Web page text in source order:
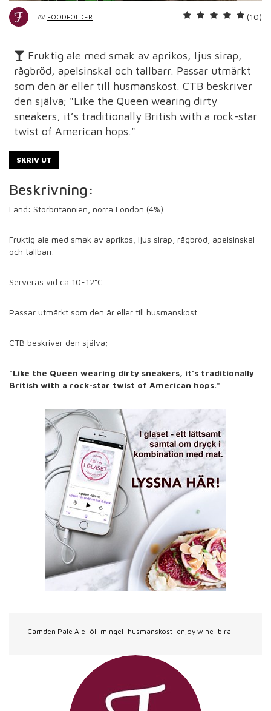
AV FOODFOLDER (10)
Fruktig ale med smak av aprikos, ljus sirap,
rågbröd, apelsinskal och tallbarr. Passar utmärkt
som den är eller till husmanskost. CTB beskriver
den själva; "Like the Queen wearing dirty
sneakers, it’s traditionally British with a rock-star
twist of American hops."
SKRIV UT
Beskrivning:
Land: Storbritannien, norra London (4%)
Fruktig ale med smak av aprikos, ljus sirap, rågbröd, apelsinskal
och tallbarr.
Serveras vid ca 10-12°C
Passar utmärkt som den är eller till husmanskost.
CTB beskriver den själva;
"Like the Queen wearing dirty sneakers, it’s traditionally
British with a rock-star twist of American hops."
Camden Pale Ale öl mingel husmanskost enjoy wine bira